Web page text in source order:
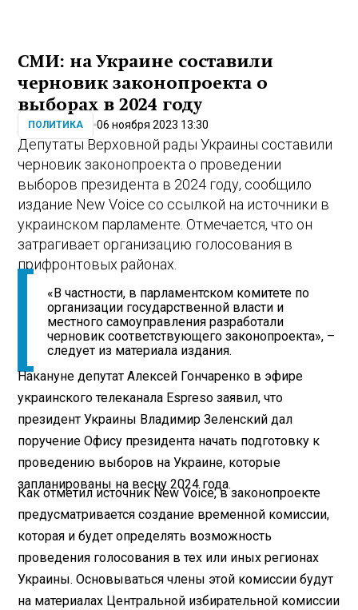
СМИ: на Украине составили
черновик законопроекта о
выборах в 2024 году
ПОЛИТИКА 06 ноября 2023 13:30
Депутаты Верховной рады Украины составили
черновик законопроекта о проведении
выборов президента в 2024 году, сообщило
издание New Voice со ссылкой на источники в
украинском парламенте. Отмечается, что он
затрагивает организацию голосования в
прифронтовых районах.
«В частности, в парламентском комитете по
организации государственной власти и
местного самоуправления разработали
черновик соответствующего законопроекта», –
следует из материала издания.
Накануне депутат Алексей Гончаренко в эфире
украинского телеканала Espreso заявил, что
президент Украины Владимир Зеленский дал
поручение Офису президента начать подготовку к
проведению выборов на Украине, которые
запланированы на весну 2024 года.
Как отметил источник New Voice, в законопроекте
предусматривается создание временной комиссии,
которая и будет определять возможность
проведения голосования в тех или иных регионах
Украины. Основываться члены этой комиссии будут
на материалах Центральной избирательной комиссии